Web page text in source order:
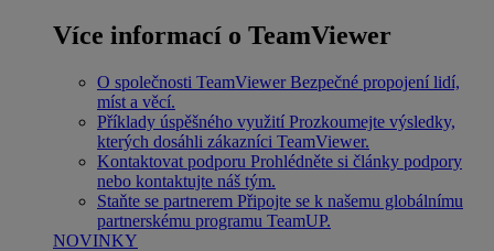
Více informací o TeamViewer
O společnosti TeamViewer Bezpečné propojení lidí,
míst a věcí.
Příklady úspěšného využití Prozkoumejte výsledky,
kterých dosáhli zákazníci TeamViewer.
Kontaktovat podporu Prohlédněte si články podpory
nebo kontaktujte náš tým.
Staňte se partnerem Připojte se k našemu globálnímu
partnerskému programu TeamUP.
NOVINKY